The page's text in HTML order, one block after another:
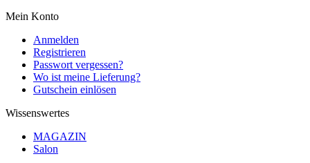
Mein Konto
Anmelden
Registrieren
Passwort vergessen?
Wo ist meine Lieferung?
Gutschein einlösen
Wissenswertes
MAGAZIN
Salon